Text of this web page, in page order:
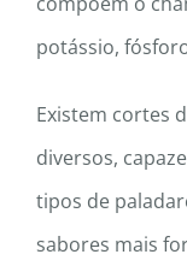
potássio,
Existem cortes
diversos,
tipos de
sabores mais